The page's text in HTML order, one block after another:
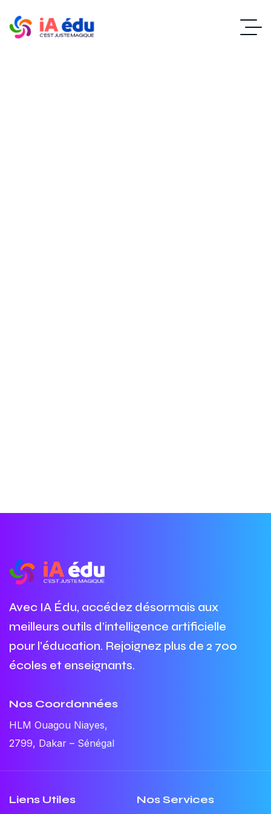
Avec IA Édu, accédez désormais aux
meilleurs outils d’intelligence artificielle
pour l’éducation. Rejoignez plus de 2 700
écoles et enseignants.
Nos Coordonnées
HLM Ouagou Niayes,
2799, Dakar – Sénégal
Liens Utiles Nos Services